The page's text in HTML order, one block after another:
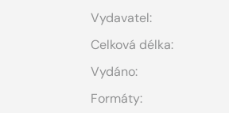
Vydavatel:
Celková délka:
Vydáno:
Formáty: